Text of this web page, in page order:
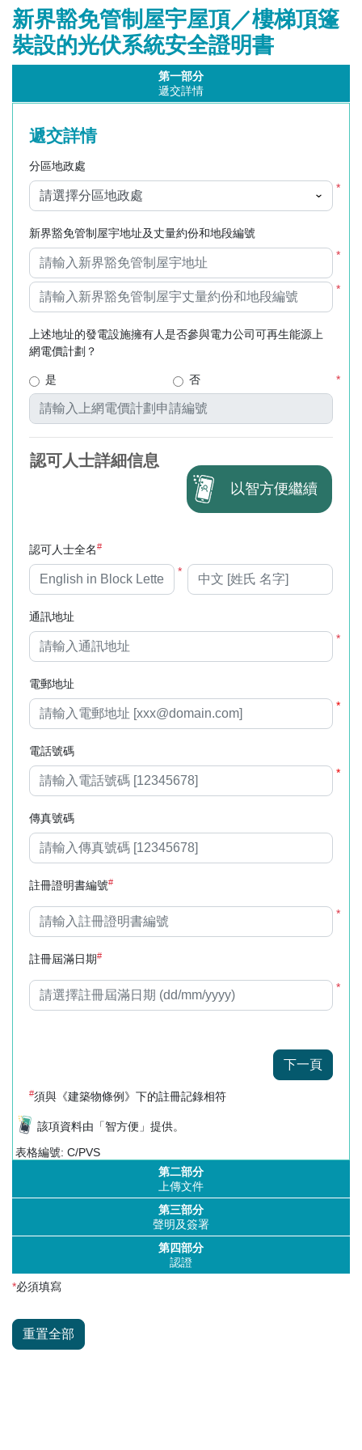
新界豁免管制屋宇屋頂／樓梯頂篷
裝設的光伏系統安全證明書
第一部分
遞交詳情
遞交詳情
分區地政處
*
新界豁免管制屋宇地址及丈量約份和地段編號
*
*
上述地址的發電設施擁有人是否參與電力公司可再生能源上
網電價計劃？
是 否 *
認可人士詳細信息
以智方便繼續
認可人士全名#
*
通訊地址
*
電郵地址
*
電話號碼
*
傳真號碼
註冊證明書編號#
*
註冊屆滿日期#
*
下一頁
#須與《建築物條例》下的註冊記錄相符
該項資料由「智方便」提供。
表格編號: C/PVS
第二部分
上傳文件
第三部分
聲明及簽署
第四部分
認證
*必須填寫
重置全部